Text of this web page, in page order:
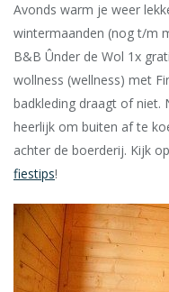
Avonds warm je weer
wintermaanden (nog t/m
B&B Ûnder de Wol 1x
wollness (wellness) met
badkleding draagt of niet.
heerlijk om buiten af te
achter de boerderij. Kijk
fiestips!